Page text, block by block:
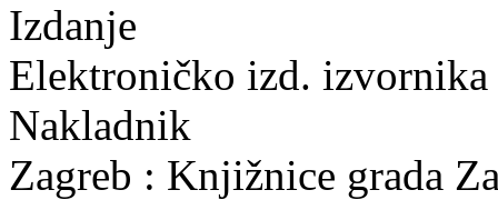
Izdanje
Elektroničko izd. izvornika
Nakladnik
Zagreb : Knjižnice grada